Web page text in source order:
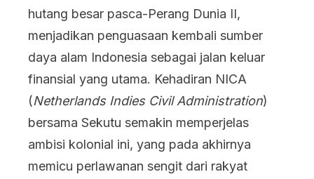
hutang besar pasca-Perang Dunia II,
menjadikan penguasaan kembali sumber
daya alam Indonesia sebagai jalan keluar
finansial yang utama. Kehadiran NICA
(Netherlands Indies Civil Administration)
bersama Sekutu semakin memperjelas
ambisi kolonial ini, yang pada akhirnya
memicu perlawanan sengit dari rakyat